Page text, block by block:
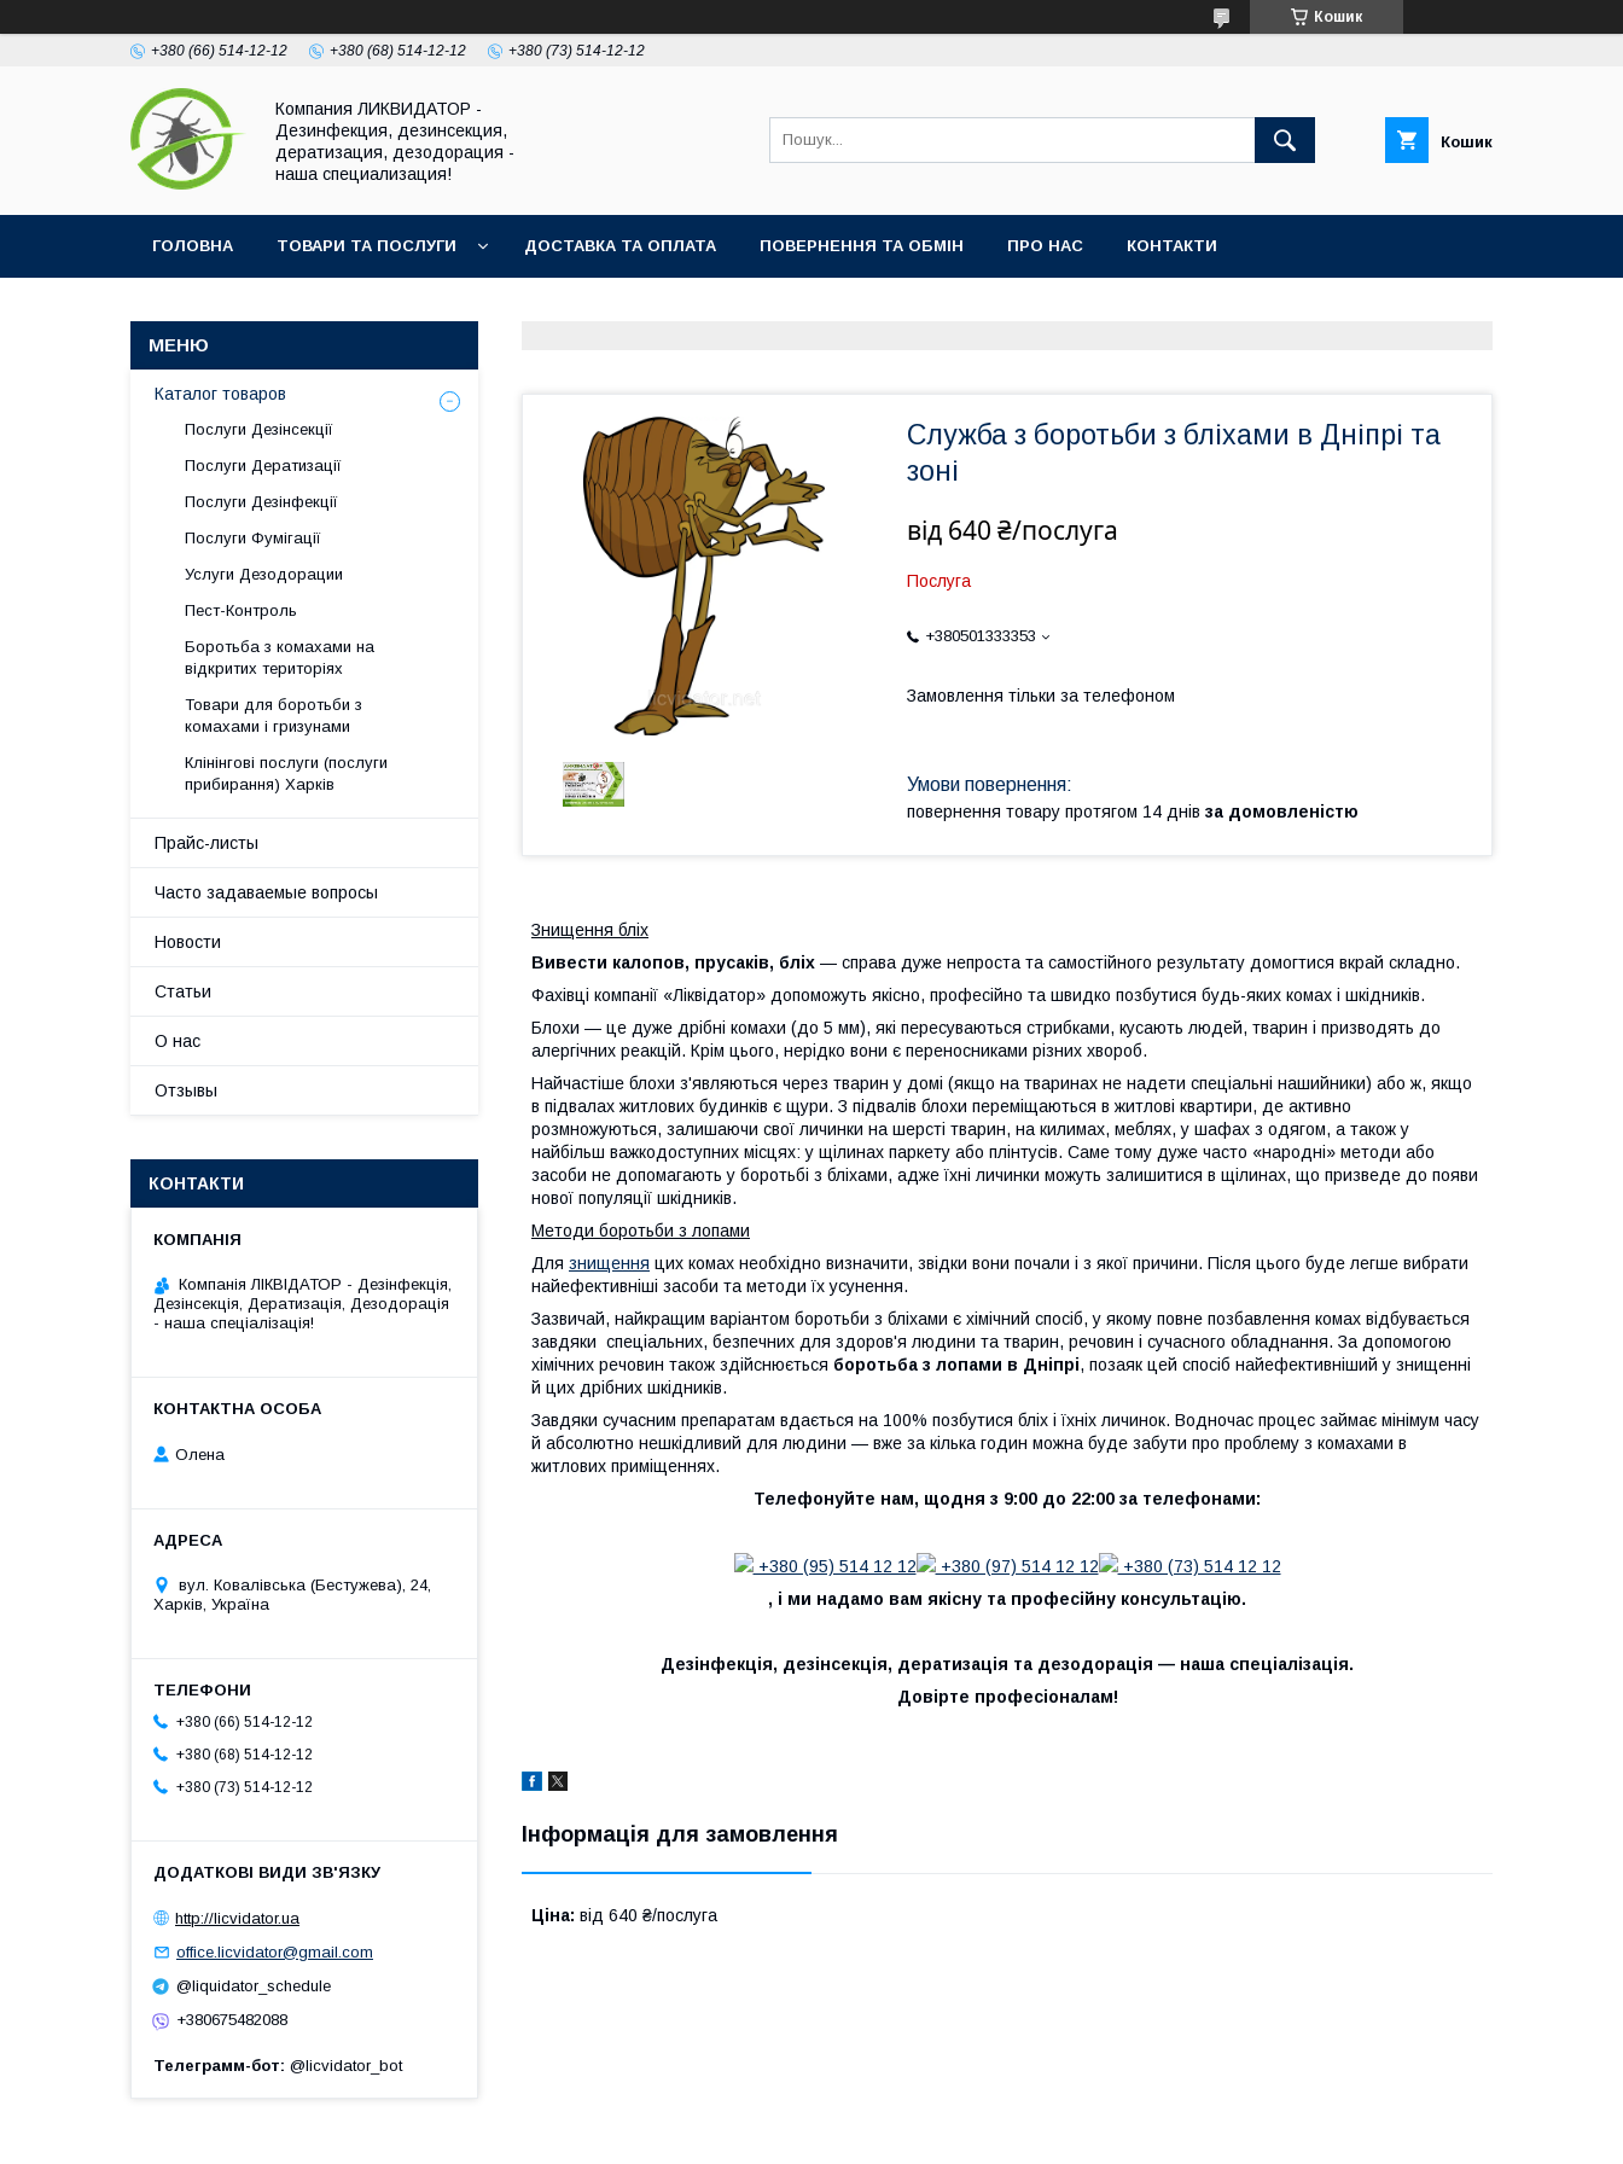
Кошик
+380 (66) 514-12-12 +380 (68) 514-12-12 +380 (73) 514-12-12
Компания ЛИКВИДАТОР -
Дезинфекция, дезинсекция,
дератизация, дезодорация -
наша специализация!
Кошик
ГОЛОВНА ТОВАРИ ТА ПОСЛУГИ ДОСТАВКА ТА ОПЛАТА ПОВЕРНЕННЯ ТА ОБМІН ПРО НАС КОНТАКТИ
Служба з боротьби з бліхами в Дніпрі та
зоні
від 640 ₴/послуга
Послуга
+380501333353
Замовлення тільки за телефоном
повернення товару протягом 14 днів за домовленістю
Знищення бліх
Вивести калопов, прусаків, бліх — справа дуже непроста та самостійного результату домогтися вкрай складно.
Фахівці компанії «Ліквідатор» допоможуть якісно, професійно та швидко позбутися будь-яких комах і шкідників.
Блохи — це дуже дрібні комахи (до 5 мм), які пересуваються стрибками, кусають людей, тварин і призводять до
алергічних реакцій. Крім цього, нерідко вони є переносниками різних хвороб.
Найчастіше блохи з'являються через тварин у домі (якщо на тваринах не надети спеціальні нашийники) або ж, якщо
в підвалах житлових будинків є щури. З підвалів блохи переміщаються в житлові квартири, де активно
розмножуються, залишаючи свої личинки на шерсті тварин, на килимах, меблях, у шафах з одягом, а також у
найбільш важкодоступних місцях: у щілинах паркету або плінтусів. Саме тому дуже часто «народні» методи або
засоби не допомагають у боротьбі з бліхами, адже їхні личинки можуть залишитися в щілинах, що призведе до появи
нової популяції шкідників.
Методи боротьби з лопами
Для знищення цих комах необхідно визначити, звідки вони почали і з якої причини. Після цього буде легше вибрати
найефективніші засоби та методи їх усунення.
Зазвичай, найкращим варіантом боротьби з бліхами є хімічний спосіб, у якому повне позбавлення комах відбувається
завдяки спеціальних, безпечних для здоров'я людини та тварин, речовин і сучасного обладнання. За допомогою
хімічних речовин також здійснюється боротьба з лопами в Дніпрі, позаяк цей спосіб найефективніший у знищенні
й цих дрібних шкідників.
Завдяки сучасним препаратам вдається на 100% позбутися бліх і їхніх личинок. Водночас процес займає мінімум часу
й абсолютно нешкідливий для людини — вже за кілька годин можна буде забути про проблему з комахами в
житлових приміщеннях.
Телефонуйте нам, щодня з 9:00 до 22:00 за телефонами:
+380 (95) 514 12 12 +380 (97) 514 12 12
+380 (73) 514 12 12
, і ми надамо вам якісну та професійну консультацію.
Дезінфекція, дезінсекція, дератизація та дезодорація — наша спеціалізація.
Довірте професіоналам!
Інформація для замовлення
Ціна: від 640 ₴/послуга
Каталог товаров
Послуги Дезінсекції
Послуги Дератизації
Послуги Дезінфекції
Послуги Фумігації
Услуги Дезодорации
Пест-Контроль
Боротьба з комахами на
відкритих територіях
Товари для боротьби з
комахами і гризунами
Клінінгові послуги (послуги
прибирання) Харків
Прайс-листы
Часто задаваемые вопросы
Новости
Статьи
О нас
Отзывы
КОНТАКТИ
Компанія ЛІКВІДАТОР - Дезінфекція,
Дезінсекція, Дератизація, Дезодорація
- наша спеціалізація!
Олена
вул. Ковалівська (Бестужева), 24,
Харків, Україна
+380 (66) 514-12-12
+380 (68) 514-12-12
+380 (73) 514-12-12
http://licvidator.ua
office.licvidator@gmail.com
@liquidator_schedule
+380675482088
Телеграмм-бот @licvidator_bot